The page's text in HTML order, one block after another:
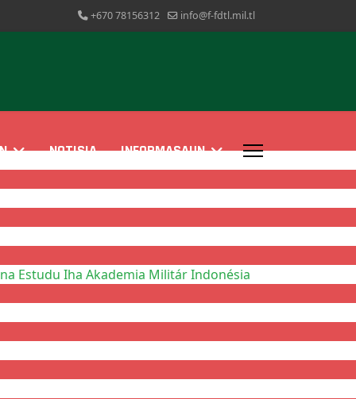
+670 78156312 info@f-fdtl.mil.tl
NOTISIA INFORMASAUN
Estudu Iha Akademia Militár Indonésia